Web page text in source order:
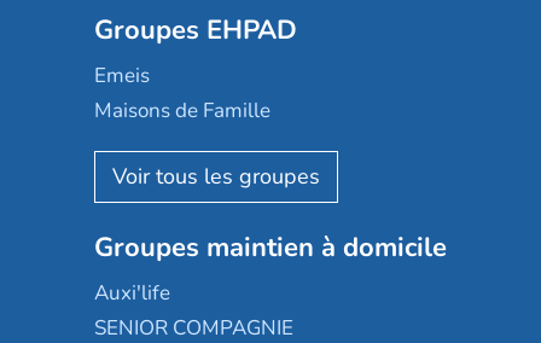
Mobicap
Domusvi
Happy Senior
Aquarelia
Nexity edenea
Les jardins d'Arcadie
Occitalia
Appartseniors
Groupes EHPAD
Emeis
Maisons de Famille
Korian
Emera
Groupe SOS
Le Noble Âge
Almage
Groupes maintien à domicile
Auxi'life
SENIOR COMPAGNIE